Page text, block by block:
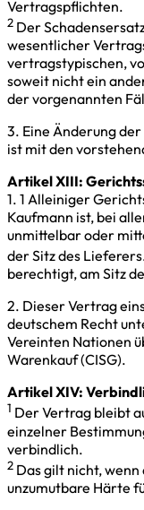
Vertragspflichten.
2 Der
wesentlicher
vertragstypischen,
soweit nicht ein
der vorgenannten
3. Eine Änderung
ist mit den
Artikel XIII:
1. 1 Alleiniger
Kaufmann ist, bei
unmittelbar oder
der Sitz des
berechtigt, am Sitz
2. Dieser Vertrag
deutschem Recht
Vereinten Nationen
Warenkauf (CISG).
Artikel XIV:
1 Der Vertrag bleibt
einzelner
verbindlich.
2 Das gilt nicht,
unzumutbare Härte